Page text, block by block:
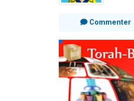
Commenter